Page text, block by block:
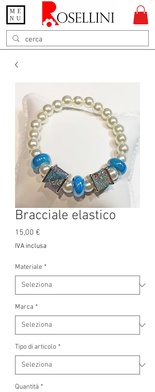
Gioielleria Rosellini
Rosellini online
ME
NU
Bracciale elastico
15,00 €
IVA inclusa
Materiale *
Marca *
Tipo di articolo *
Quantità *